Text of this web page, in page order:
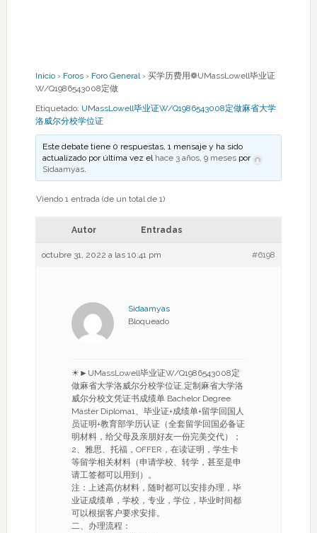
Inicio › Foros › Foro General › 买学历费用❁UMassLowell毕业证
W/Q1986543008定做
Etiquetado: UMassLowell毕业证W/Q1986543008定做麻省大学
洛威尔分校学位证
Este debate tiene 0 respuestas, 1 mensaje y ha sido
actualizado por última vez el hace 3 años, 9 meses por
Sidaamyas.
Viendo 1 entrada (de un total de 1)
Autor Entradas
octubre 31, 2022 a las 10:41 pm #6198
Sidaamyas
Bloqueado
☀►UMassLowell毕业证W/Q1986543008定
做麻省大学洛威尔分校学位证,定制麻省大学洛
威尔分校文凭证书成绩单 Bachelor Degree
Master Diploma1、毕业证+成绩单+留学回国人
员证明+教育部学历认证（全套留学回国必备证
明材料，给父母及亲朋好友一份完美交代）；
2、雅思、托福，OFFER，在读证明，学生卡
等留学相关材料（申请学校、转学，甚至是申
请工签都可以用到）。
注：上述高仿材料，随时都可以安排办理，毕
业证成绩单，学校，专业，学位，毕业时间都
可以根据客户要求安排。
二、办理流程：